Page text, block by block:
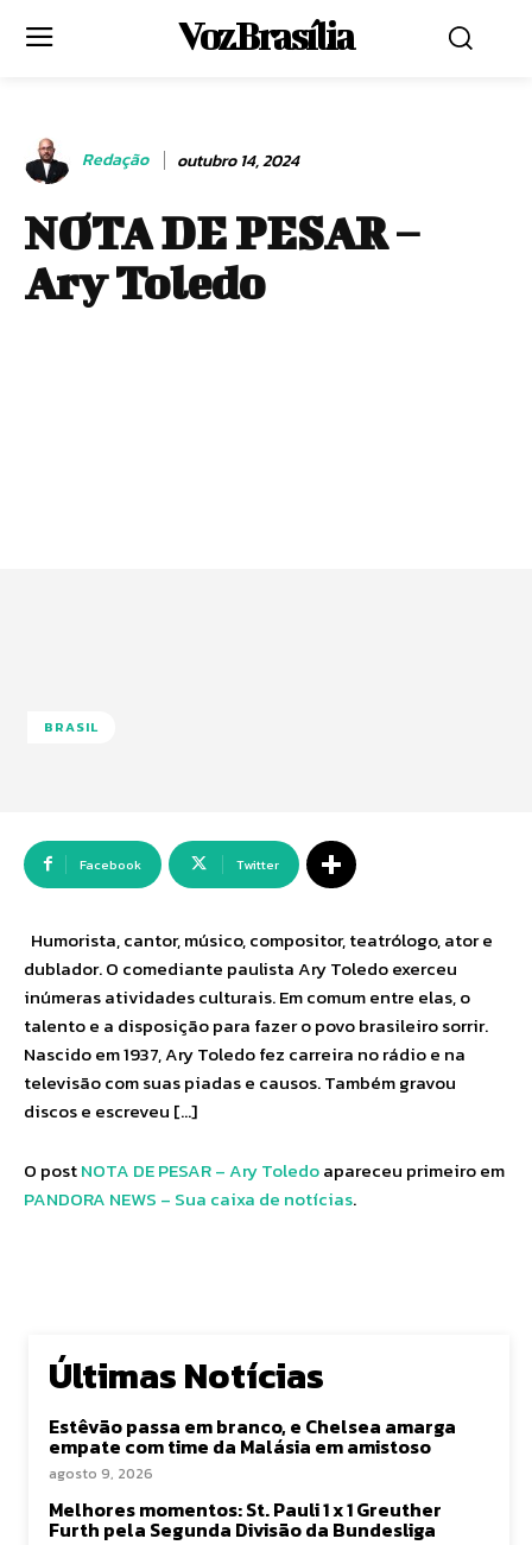
Voz Brasília
Redação outubro 14, 2024
NOTA DE PESAR –
Ary Toledo
BRASIL
Facebook Twitter
Humorista, cantor, músico, compositor, teatrólogo, ator e
dublador. O comediante paulista Ary Toledo exerceu
inúmeras atividades culturais. Em comum entre elas, o
talento e a disposição para fazer o povo brasileiro sorrir.
Nascido em 1937, Ary Toledo fez carreira no rádio e na
televisão com suas piadas e causos. Também gravou
discos e escreveu […]
O postNOTA DE PESAR – Ary Toledoapareceu primeiro em
PANDORA NEWS – Sua caixa de notícias.
Últimas Notícias
Estêvão passa em branco, e Chelsea amarga
empate com time da Malásia em amistoso
agosto 9, 2026
Melhores momentos: St. Pauli 1 x 1 Greuther
Furth pela Segunda Divisão da Bundesliga